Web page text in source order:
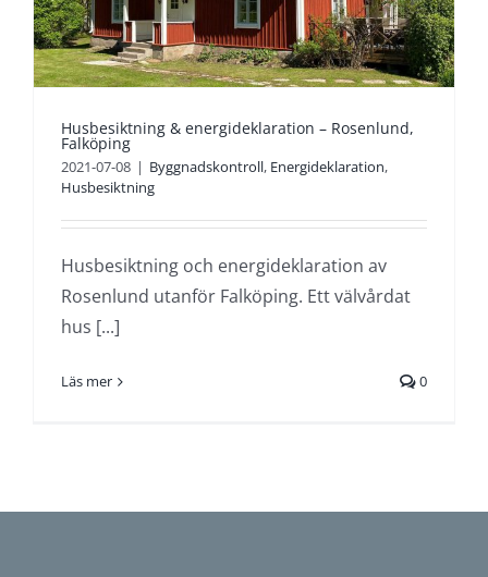
Husbesiktning & energideklaration – Rosenlund,
Falköping
2021-07-08 | Byggnadskontroll, Energideklaration,
Husbesiktning
Husbesiktning och energideklaration av
Rosenlund utanför Falköping. Ett välvårdat
hus [...]
Läs mer 0